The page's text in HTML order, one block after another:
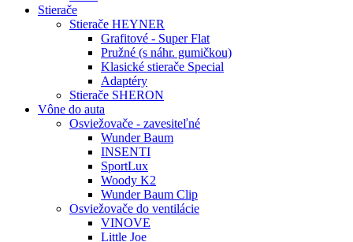
Stierače
Stierače HEYNER
Grafitové - Super Flat
Pružné (s náhr. gumičkou)
Klasické stierače Special
Adaptéry
Stierače SHERON
Vône do auta
Osviežovače - zavesiteľné
Wunder Baum
INSENTI
SportLux
Woody K2
Wunder Baum Clip
Osviežovače do ventilácie
VINOVE
Little Joe